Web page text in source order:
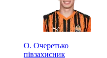
О. Очеретько
півзахисник